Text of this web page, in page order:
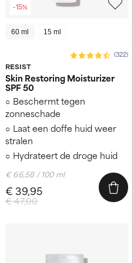
-15%
60 ml 15 ml
RESIST
(322)
Skin Restoring Moisturizer
SPF 50
Beschermt tegen
zonneschade
Laat een doffe huid weer
stralen
Hydrateert de droge huid
€ 47,00
€ 39,95
€ 66,58 / 100 ml